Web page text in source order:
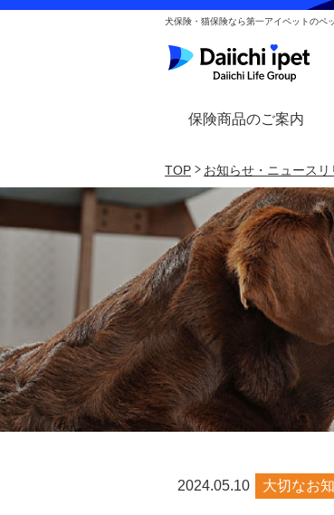
犬保険・猫保険なら第一アイペットのペ
保険商品のご案内
TOP お知らせ・ニュースリ
2024.05.10 大切なお